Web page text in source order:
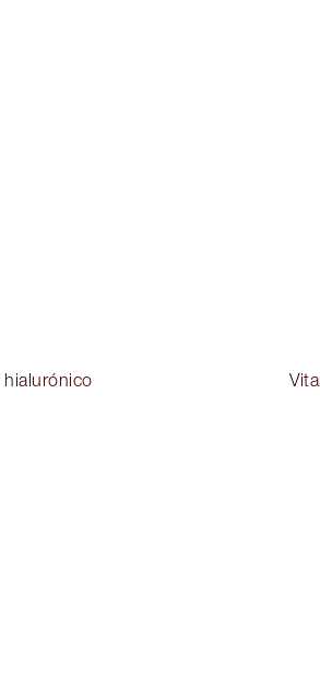
hialurónico